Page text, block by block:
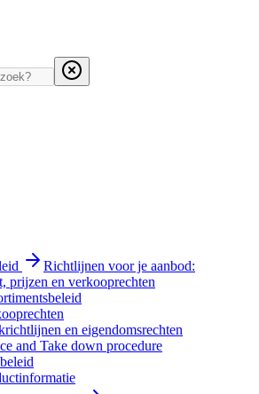
Richtlijnen voor je aanbod:
prijzen en verkooprechten
en eigendomsrechten
and Take down procedure